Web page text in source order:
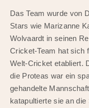
Das Team wurde von
Stars wie Marizanne
Wolvaardt in seinen
Cricket-Team hat sich
Welt-Cricket etabliert.
die Proteas war ein
gehandelte
katapultierte sie an